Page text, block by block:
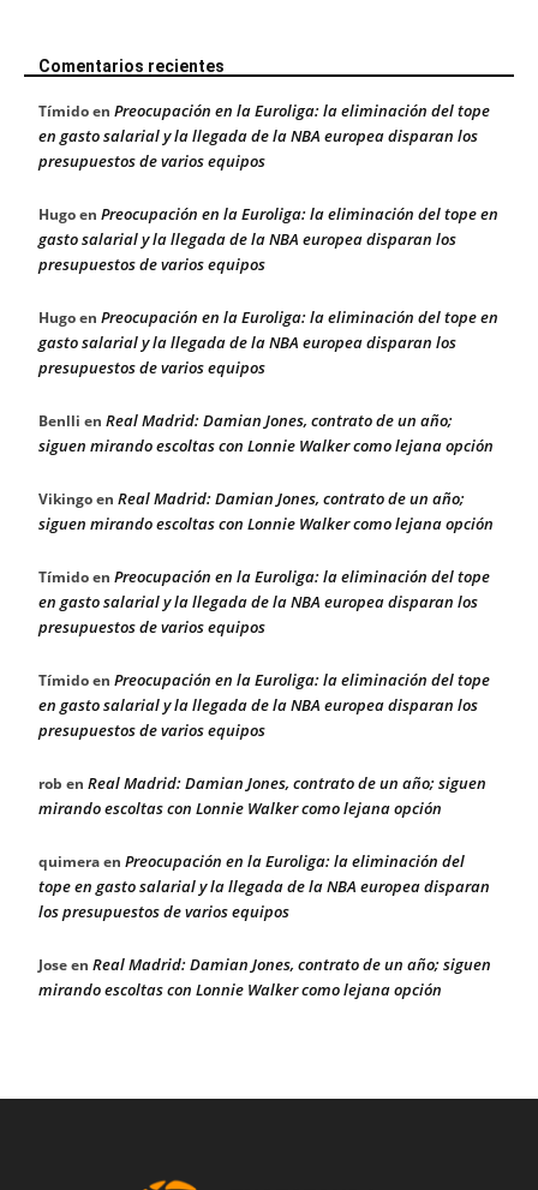
Comentarios recientes
Tímidoen Preocupación en la Euroliga: la eliminación del tope
en gasto salarial y la llegada de la NBA europea disparan los
presupuestos de varios equipos
Hugoen Preocupación en la Euroliga: la eliminación del tope en
gasto salarial y la llegada de la NBA europea disparan los
presupuestos de varios equipos
Hugoen Preocupación en la Euroliga: la eliminación del tope en
gasto salarial y la llegada de la NBA europea disparan los
presupuestos de varios equipos
Benlli en Real Madrid: Damian Jones, contrato de un año;
siguen mirando escoltas con Lonnie Walker como lejana opción
Vikingoen Real Madrid: Damian Jones, contrato de un año;
siguen mirando escoltas con Lonnie Walker como lejana opción
Tímidoen Preocupación en la Euroliga: la eliminación del tope
en gasto salarial y la llegada de la NBA europea disparan los
presupuestos de varios equipos
Tímidoen Preocupación en la Euroliga: la eliminación del tope
en gasto salarial y la llegada de la NBA europea disparan los
presupuestos de varios equipos
rob en Real Madrid: Damian Jones, contrato de un año; siguen
mirando escoltas con Lonnie Walker como lejana opción
quimeraen Preocupación en la Euroliga: la eliminación del
tope en gasto salarial y la llegada de la NBA europea disparan
los presupuestos de varios equipos
Joseen Real Madrid: Damian Jones, contrato de un año; siguen
mirando escoltas con Lonnie Walker como lejana opción